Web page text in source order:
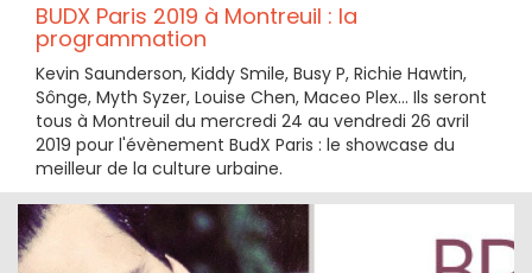
BUDX Paris 2019 à Montreuil : la
programmation
Kevin Saunderson, Kiddy Smile, Busy P, Richie Hawtin,
Sônge, Myth Syzer, Louise Chen, Maceo Plex... Ils seront
tous à Montreuil du mercredi 24 au vendredi 26 avril
2019 pour l'évènement BudX Paris : le showcase du
meilleur de la culture urbaine.